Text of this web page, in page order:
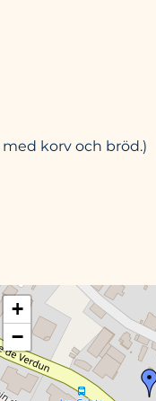
korv och bröd.)
+
−